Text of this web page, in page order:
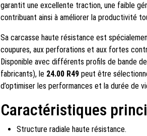
garantit une excellente traction, une faible
contribuant ainsi à améliorer la productivité
Sa carcasse haute résistance est
coupures, aux perforations et aux fortes
Disponible avec différents profils de bande
fabricants), le 24.00 R49 peut être
d’optimiser les performances et la durée de
Caractéristiques
Structure radiale haute résistance.